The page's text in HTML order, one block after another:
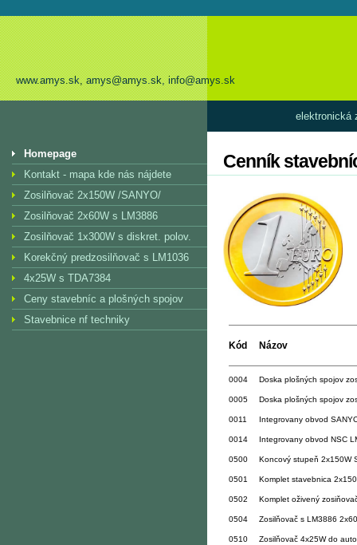
www.amys.sk, amys@amys.sk, info@amys.sk
elektronická
Cenník
Kód Názov
0004 Doska plošných spojov
0005 Doska plošných spojov
0011 Integrovany obvod
0014 Integrovany obvod NSC
0500 Koncový stupeň 2x150W
0501 Komplet stavebnica
0502 Komplet oživený
0504 Zosilňovač s LM3886
0510 Zosilňovač 4x25W do
Homepage
Kontakt - mapa kde nás nájdete
Zosilňovač 2x150W /SANYO/
Zosilňovač 2x60W s LM3886
Zosilňovač 1x300W s diskret. polov.
Korekčný predzosilňovač s LM1036
4x25W s TDA7384
Ceny stavebníc a plošných spojov
Stavebnice nf techniky